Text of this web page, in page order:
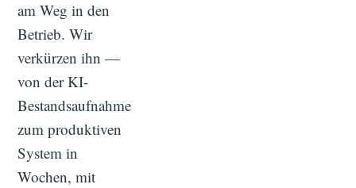
am Weg in den
Betrieb. Wir
verkürzen ihn —
von der KI-
Bestandsaufnahme
zum produktiven
System in
Wochen, mit